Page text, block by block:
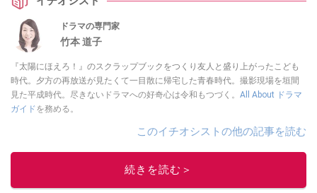
ドラマの専門家
竹本 道子
『太陽にほえろ！』のスクラップブックをつくり友人と盛り上がったこども
時代。夕方の再放送が見たくて一目散に帰宅した青春時代。撮影現場を垣間
見た平成時代。尽きないドラマへの好奇心は令和もつづく。 All About ドラマ
ガイドを務める。
このイチオシストの他の記事を読む
続きを読む＞